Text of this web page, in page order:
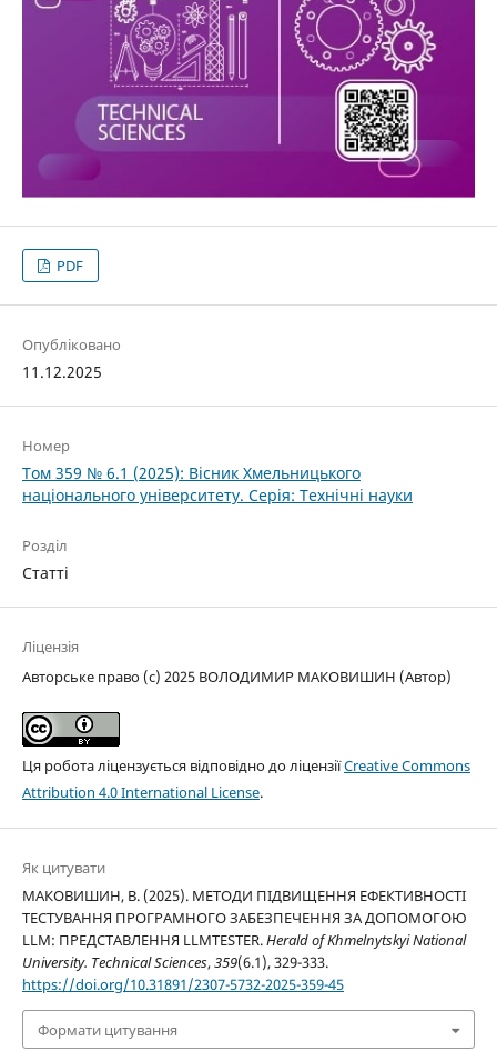
PDF
Опубліковано
11.12.2025
Номер
Том 359 № 6.1 (2025): Вісник Хмельницького
національного університету. Серія: Технічні науки
Розділ
Статті
Ліцензія
Авторське право (c) 2025 ВОЛОДИМИР МАКОВИШИН (Автор)
Ця робота ліцензується відповідно до ліцензіїCreative Commons
Attribution 4.0 International License.
Як цитувати
МАКОВИШИН, В. (2025). МЕТОДИ ПІДВИЩЕННЯ ЕФЕКТИВНОСТІ
ТЕСТУВАННЯ ПРОГРАМНОГО ЗАБЕЗПЕЧЕННЯ ЗА ДОПОМОГОЮ
LLM: ПРЕДСТАВЛЕННЯ LLMTESTER.Herald of Khmelnytskyi National
University. Technical Sciences,359(6.1), 329-333.
https://doi.org/10.31891/2307-5732-2025-359-45
Формати цитування